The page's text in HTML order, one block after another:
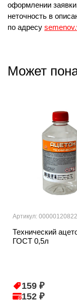
оформлении
неточность в
по адресу
Может
Артикул: 00000120822
Технический
ГОСТ 0,5л
159 ₽
152 ₽